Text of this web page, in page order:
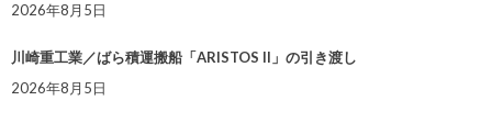
2026年8月5日
川崎重工業／ばら積運搬船「ARISTOS II」の引き渡し
2026年8月5日